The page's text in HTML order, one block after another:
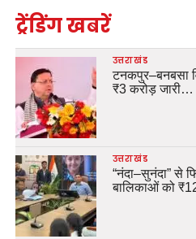
ट्रेंडिंग खबरें
उत्तराखंड
टनकपुर–बनबसा
₹3 करोड़ जारी…
उत्तराखंड
“नंदा–सुनंदा” से
बालिकाओं को